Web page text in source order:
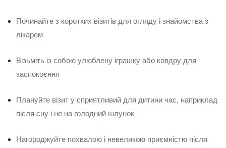
Починайте з коротких візитів для огляду і знайомства з
лікарем
Візьміть із собою улюблену іграшку або ковдру для
заспокоєння
Плануйте візит у сприятливий для дитини час, наприклад
після сну і не на голодний шлунок
Нагороджуйте похвалою і невеликою приємністю після